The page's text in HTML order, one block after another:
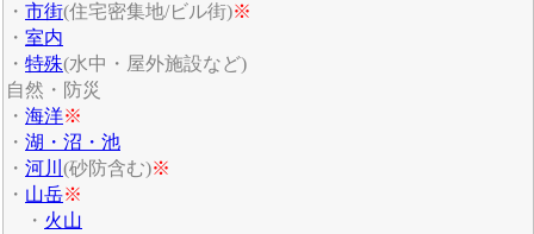
・ 市街(住宅密集地/ビル街)※
・ 室内
・ 特殊(水中・屋外施設など)
自然・防災
・ 海洋※
・ 湖・沼・池
・ 河川 (砂防含む)※
・ 山岳※
・ 火山